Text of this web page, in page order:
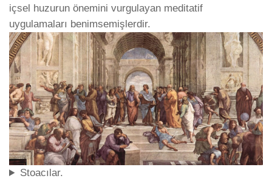
içsel huzurun önemini vurgulayan meditatif
uygulamaları benimsemişlerdir.
Stoacılar.